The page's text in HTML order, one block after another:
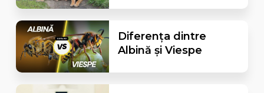
Diferența dintre
Albină și Viespe